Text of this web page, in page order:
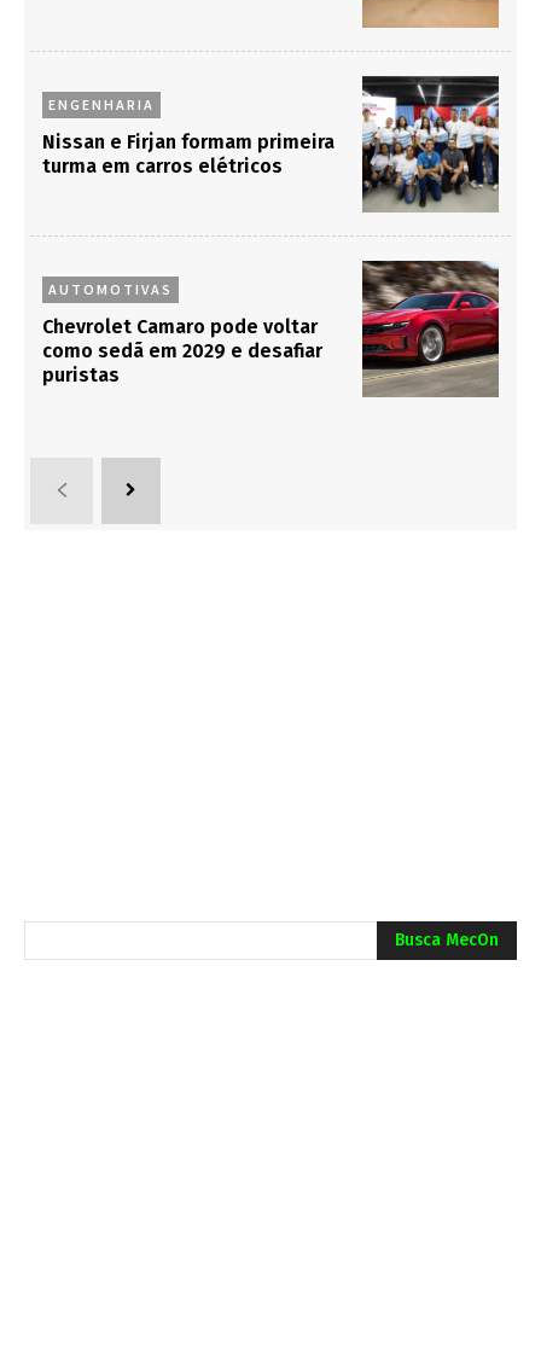
ENGENHARIA
Nissan e Firjan formam primeira
turma em carros elétricos
AUTOMOTIVAS
Chevrolet Camaro pode voltar
como sedã em 2029 e desafiar
puristas
Busca MecOn